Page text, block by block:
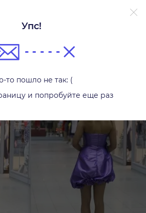
Упс!
то пошло не так: (
и попробуйте еще раз